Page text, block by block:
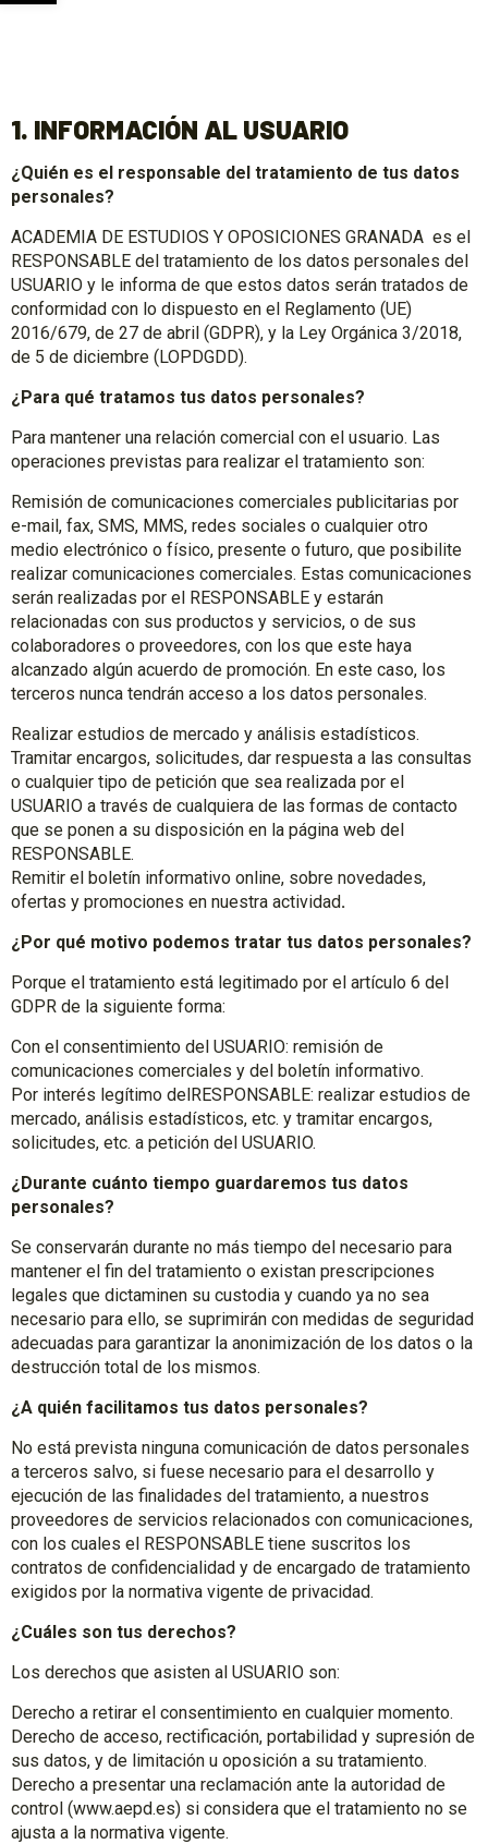
1. INFORMACIÓN AL USUARIO
¿Quién es el responsable del tratamiento de tus datos
personales?
ACADEMIA DE ESTUDIOS Y OPOSICIONES GRANADA es el
RESPONSABLE del tratamiento de los datos personales del
USUARIO y le informa de que estos datos serán tratados de
conformidad con lo dispuesto en el Reglamento (UE)
2016/679, de 27 de abril (GDPR), y la Ley Orgánica 3/2018,
de 5 de diciembre (LOPDGDD).
¿Para qué tratamos tus datos personales?
Para mantener una relación comercial con el usuario. Las
operaciones previstas para realizar el tratamiento son:
Remisión de comunicaciones comerciales publicitarias por
e-mail, fax, SMS, MMS, redes sociales o cualquier otro
medio electrónico o físico, presente o futuro, que posibilite
realizar comunicaciones comerciales. Estas comunicaciones
serán realizadas por el RESPONSABLE y estarán
relacionadas con sus productos y servicios, o de sus
colaboradores o proveedores, con los que este haya
alcanzado algún acuerdo de promoción. En este caso, los
terceros nunca tendrán acceso a los datos personales.
Realizar estudios de mercado y análisis estadísticos.
Tramitar encargos, solicitudes, dar respuesta a las consultas
o cualquier tipo de petición que sea realizada por el
USUARIO a través de cualquiera de las formas de contacto
que se ponen a su disposición en la página web del
RESPONSABLE.
Remitir el boletín informativo online, sobre novedades,
ofertas y promociones en nuestra actividad.
¿Por qué motivo podemos tratar tus datos personales?
Porque el tratamiento está legitimado por el artículo 6 del
GDPR de la siguiente forma:
Con el consentimiento del USUARIO: remisión de
comunicaciones comerciales y del boletín informativo.
Por interés legítimo delRESPONSABLE: realizar estudios de
mercado, análisis estadísticos, etc. y tramitar encargos,
solicitudes, etc. a petición del USUARIO.
¿Durante cuánto tiempo guardaremos tus datos
personales?
Se conservarán durante no más tiempo del necesario para
mantener el fin del tratamiento o existan prescripciones
legales que dictaminen su custodia y cuando ya no sea
necesario para ello, se suprimirán con medidas de seguridad
adecuadas para garantizar la anonimización de los datos o la
destrucción total de los mismos.
¿A quién facilitamos tus datos personales?
No está prevista ninguna comunicación de datos personales
a terceros salvo, si fuese necesario para el desarrollo y
ejecución de las finalidades del tratamiento, a nuestros
proveedores de servicios relacionados con comunicaciones,
con los cuales el RESPONSABLE tiene suscritos los
contratos de confidencialidad y de encargado de tratamiento
exigidos por la normativa vigente de privacidad.
¿Cuáles son tus derechos?
Los derechos que asisten al USUARIO son:
Derecho a retirar el consentimiento en cualquier momento.
Derecho de acceso, rectificación, portabilidad y supresión de
sus datos, y de limitación u oposición a su tratamiento.
Derecho a presentar una reclamación ante la autoridad de
control (www.aepd.es) si considera que el tratamiento no se
ajusta a la normativa vigente.